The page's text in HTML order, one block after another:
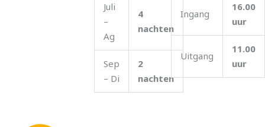
Juli
–
Ag
4
nachten
Sep
– Di
2
nachten
Ingang
16.00
uur
Uitgang
11.00
uur